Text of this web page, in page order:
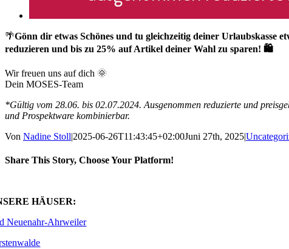
🌴Gönn dir etwas Schönes und tu gleichzeitig deiner Urlaubskasse
reduzieren und bis zu 25% auf Artikel deiner Wahl zu sparen! 🛍
Wir freuen uns auf dich 🌞
Dein MOSES-Team
*Gültig vom 28.06. bis 02.07.2024. Ausgenommen reduzierte und
und Prospektware kombinierbar.
Von Nadine Stoll|2025-06-26T11:43:45+02:00Juni 27th, 2025|
Share This Story, Choose Your Platform!
HÄUSER:
Neuenahr-Ahrweiler